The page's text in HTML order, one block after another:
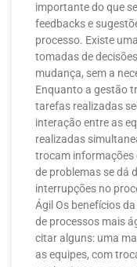
importante do que
feedbacks e
processo. Existe
tomadas de
mudança, sem a
Enquanto a gestão
tarefas realizadas
interação entre as
realizadas
trocam informações
de problemas se dá
interrupções no
Ágil Os benefícios
de processos mais
citar alguns: uma
as equipes, com